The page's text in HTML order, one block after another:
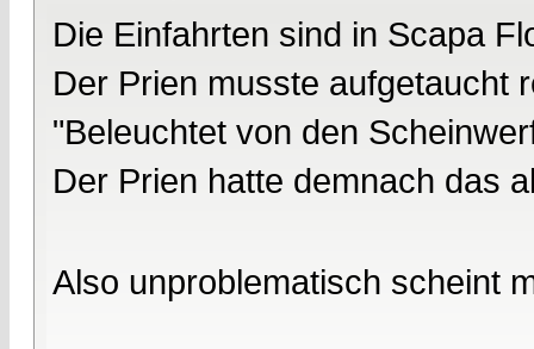
Die Einfahrten sind in Scapa
Der Prien musste aufgetaucht
"Beleuchtet von den
Der Prien hatte demnach das
Also unproblematisch scheint